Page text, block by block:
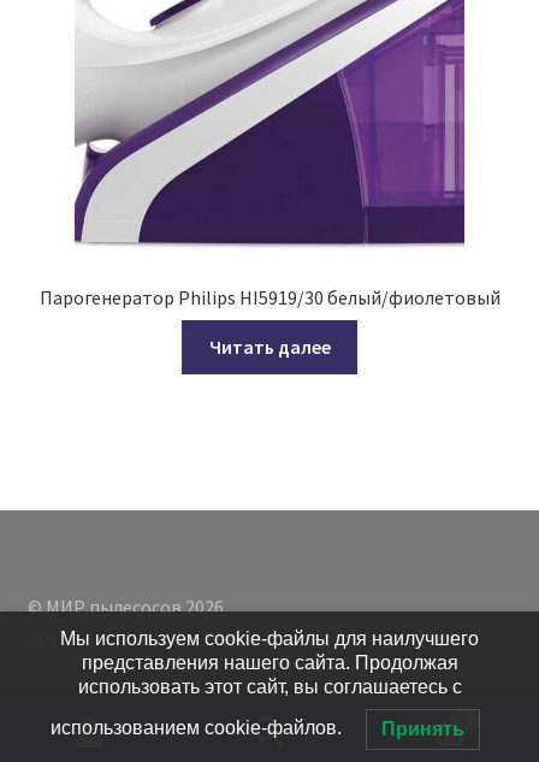
Парогенератор Philips HI5919/30 белый/фиолетовый
Читать далее
© МИР пылесосов 2026
Создано с помощью WooCommerce
Мы используем cookie-файлы для наилучшего
представления нашего сайта. Продолжая
использовать этот сайт, вы соглашаетесь с
использованием cookie-файлов. Принять